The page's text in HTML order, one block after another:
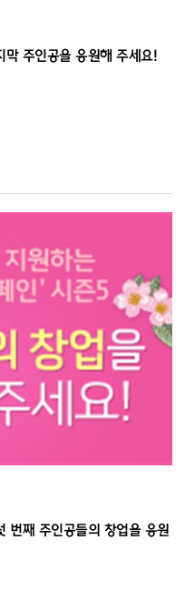
막 주인공을 응원해 주세요!
번째 주인공들의 창업을 응원